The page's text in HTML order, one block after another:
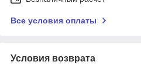
Все условия оплаты
Условия возврата